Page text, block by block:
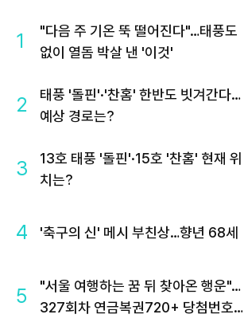
1
"다음 주 기온 뚝 떨어진다"…태풍도
없이 열돔 박살 낸 '이것'
2
태풍 '돌핀'·'찬홈' 한반도 빗겨간다…
예상 경로는?
3
13호 태풍 '돌핀'·15호 '찬홈' 현재 위
치는?
4 '축구의 신' 메시 부친상…향년 68세
5
"서울 여행하는 꿈 뒤 찾아온 행운"…
327회차 연금복권720+ 당첨번호조